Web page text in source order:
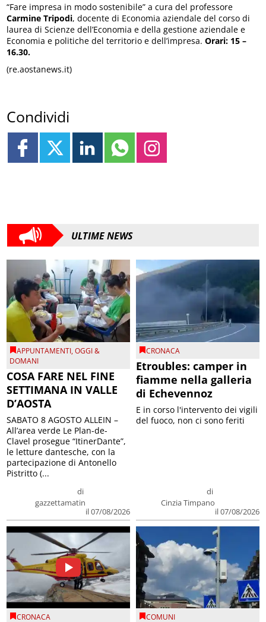
“Fare impresa in modo sostenibile” a cura del professore
Carmine Tripodi, docente di Economia aziendale del corso di
laurea di Scienze dell’Economia e della gestione aziendale e
Economia e politiche del territorio e dell’impresa.Orari: 15 –
16.30.
(re.aostanews.it)
Condividi
ULTIME NEWS
APPUNTAMENTI,OGGI &
DOMANI
COSA FARE NEL FINE
SETTIMANA IN VALLE
D’AOSTA
di
gazzettamatin
il 07/08/2026
SABATO 8 AGOSTO ALLEIN –
All’area verde Le Plan-de-
Clavel prosegue “ItinerDante”,
le letture dantesche, con la
partecipazione di Antonello
Pistritto (...
CRONACA
Etroubles: camper in
fiamme nella galleria
di Echevennoz
di
Cinzia Timpano
il 07/08/2026
E in corso l'intervento dei vigili
del fuoco, non ci sono feriti
CRONACA COMUNI